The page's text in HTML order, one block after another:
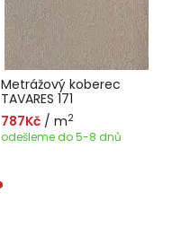
Metrážový koberec
TAVARES 171
787Kč / m2
odešleme do 5-8 dnů